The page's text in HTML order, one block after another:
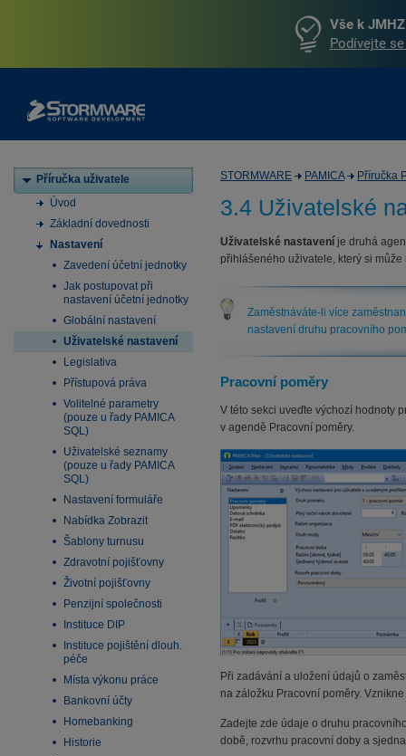
Vše k
Podívejte
Příručka uživatele
Úvod
Základní dovednosti
Nastavení
Zavedení účetní jednotky
Jak postupovat při
nastavení účetní jednotky
Globální nastavení
Uživatelské nastavení
Legislativa
Přístupová práva
Volitelné parametry
(pouze u řady PAMICA
SQL)
Uživatelské seznamy
(pouze u řady PAMICA
SQL)
Nastavení formuláře
Nabídka Zobrazit
Šablony turnusu
Zdravotní pojišťovny
Životní pojišťovny
Penzijní společnosti
Instituce DIP
Instituce pojištění dlouh.
péče
Místa výkonu práce
Bankovní účty
Homebanking
Historie
STORMWARE PAMICA Příručka
3.4 Uživatelské
Uživatelské nastavení je druhá
přihlášeného uživatele, který si
Zaměstnáváte-li více
nastavení druhu pracovního
Pracovní poměry
V této sekci uveďte výchozí hodnoty
v agendě Pracovní poměry.
Při zadávání a uložení údajů o
na záložku Pracovní poměry.
Zadejte zde údaje o druhu
době, rozvrhu pracovní doby a